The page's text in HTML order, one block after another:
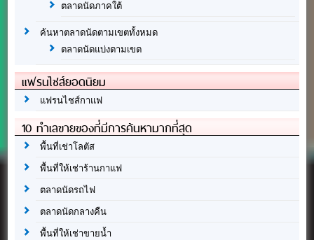
ตลาดนัดภาคใต้
ค้นหาตลาดนัดตามเขตทั้งหมด
ตลาดนัดแบ่งตามเขต
แฟรนไชส์ยอดนิยม
แฟรนไชส์กาแฟ
10 ทำเลขายของที่มีการค้นหามากที่สุด
พื้นที่เช่าโลตัส
พื้นที่ให้เช่าร้านกาแฟ
ตลาดนัดรถไฟ
ตลาดนัดกลางคืน
พื้นที่ให้เช่าขายน้ำ